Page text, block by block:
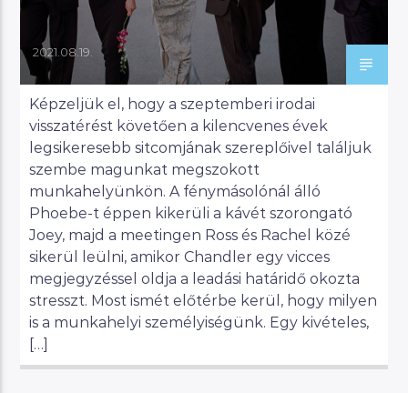
2021.08.19.
Képzeljük el, hogy a szeptemberi irodai
visszatérést követően a kilencvenes évek
legsikeresebb sitcomjának szereplőivel találjuk
szembe magunkat megszokott
munkahelyünkön. A fénymásolónál álló
Phoebe-t éppen kikerüli a kávét szorongató
Joey, majd a meetingen Ross és Rachel közé
sikerül leülni, amikor Chandler egy vicces
megjegyzéssel oldja a leadási határidő okozta
stresszt. Most ismét előtérbe kerül, hogy milyen
is a munkahelyi személyiségünk. Egy kivételes,
[…]